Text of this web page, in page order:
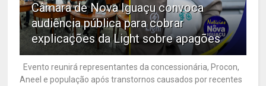
Câmara de Nova Iguaçu convoca
audiência pública para cobrar
explicações da Light sobre apagões
Evento reunirá representantes da concessionária, Procon,
Aneel e população após transtornos causados por recentes